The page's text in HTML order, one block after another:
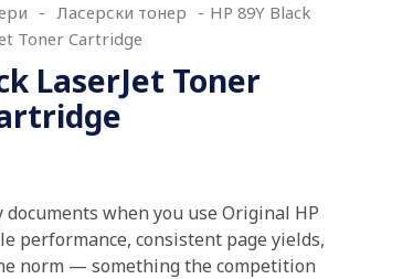
- Ласерски тонер - HP 89Y Black
Toner Cartridge
LaserJet Toner
when you use Original HP
performance, consistent page yields,
norm — something the competition